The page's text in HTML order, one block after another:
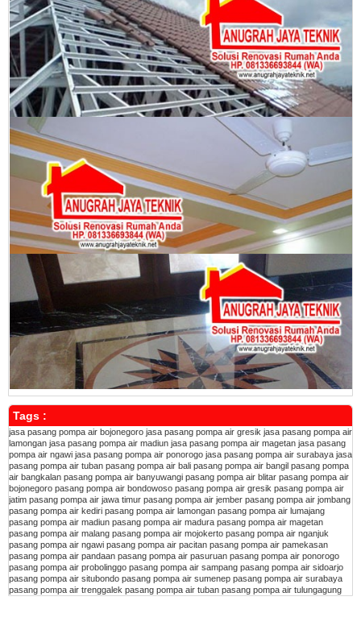
Tags :
jasa pasang pompa air bojonegoro jasa pasang pompa air gresik jasa pasang pompa air
lamongan jasa pasang pompa air madiun jasa pasang pompa air magetan jasa pasang
pompa air ngawi jasa pasang pompa air ponorogo jasa pasang pompa air surabaya jasa
pasang pompa air tuban pasang pompa air bali pasang pompa air bangil pasang pompa
air bangkalan pasang pompa air banyuwangi pasang pompa air blitar pasang pompa air
bojonegoro pasang pompa air bondowoso pasang pompa air gresik pasang pompa air
jatim pasang pompa air jawa timur pasang pompa air jember pasang pompa air jombang
pasang pompa air kediri pasang pompa air lamongan pasang pompa air lumajang
pasang pompa air madiun pasang pompa air madura pasang pompa air magetan
pasang pompa air malang pasang pompa air mojokerto pasang pompa air nganjuk
pasang pompa air ngawi pasang pompa air pacitan pasang pompa air pamekasan
pasang pompa air pandaan pasang pompa air pasuruan pasang pompa air ponorogo
pasang pompa air probolinggo pasang pompa air sampang pasang pompa air sidoarjo
pasang pompa air situbondo pasang pompa air sumenep pasang pompa air surabaya
pasang pompa air trenggalek pasang pompa air tuban pasang pompa air tulungagung